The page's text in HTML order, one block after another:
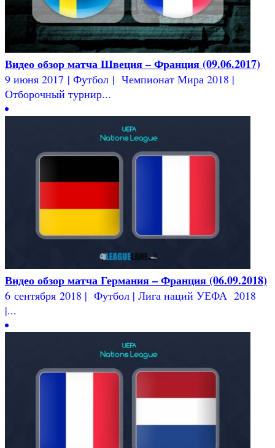
Видео обзор матча Швеция – Франция (09.06.2017)
9 июня 2017 | Футбол | Чемпионат Мира 2018 |
Отборочный турнир...
Видео обзор матча Германия – Франция (06.09.2018)
6 сентября 2018 | Футбол | Лига наций УЕФА 2018
|...